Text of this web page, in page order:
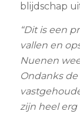
blijdschap
“Dit is een
vallen en
Nuenen
Ondanks
zijn heel erg